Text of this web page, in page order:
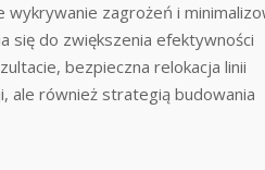
zagrożeń i
się do zwiększenia efektywności
bezpieczna relokacja linii
ale również strategią budowania